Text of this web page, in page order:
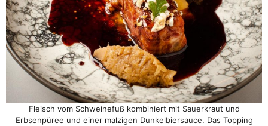
Fleisch vom Schweinefuß kombiniert mit Sauerkraut und
Erbsenpüree und einer malzigen Dunkelbiersauce. Das Topping